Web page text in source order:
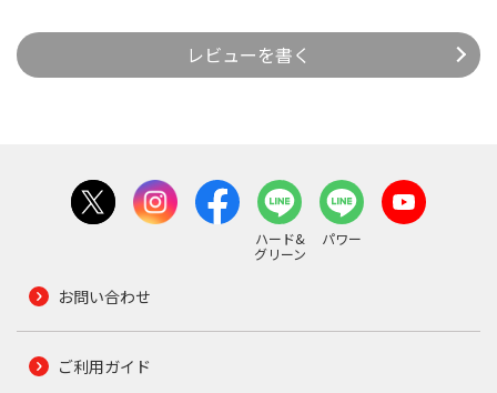
レビューを書く
ハード&
グリーン
パワー
お問い合わせ
ご利用ガイド